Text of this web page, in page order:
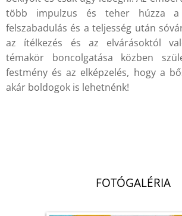
több impulzus és teher húzza
felszabadulás és a teljesség után
az ítélkezés és az elvárásoktól
témakör boncolgatása közben
festmény és az elképzelés, hogy a
akár boldogok is lehetnénk!
FOTÓGALÉRIA